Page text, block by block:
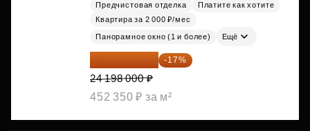
Предчистовая отделка
Платите как хотите
Квартира за 2 000 ₽/мес
Панорамное окно (1 и более) Ещё
20 084 340 ₽ -17%
24 198 000 ₽
452 350 ₽ за м²